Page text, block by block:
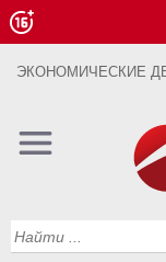
ЭКОНОМИЧЕСКИЕ